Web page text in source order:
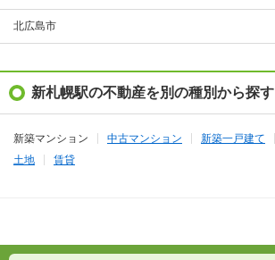
北広島市
新札幌駅の不動産を別の種別から探す
新築マンション 中古マンション 新築一戸建て
土地
賃貸